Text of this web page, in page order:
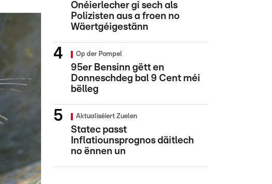
Onéierlecher gi sech als
Polizisten aus a froen no
Wäertgéigestänn
Op der Pompel
95er Bensinn gëtt en
Donneschdeg bal 9 Cent méi
bëlleg
Aktualiséiert Zuelen
Statec passt
Inflatiounsprognos däitlech
no ënnen un